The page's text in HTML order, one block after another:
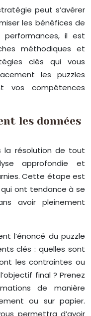
peut s’avérer
les bénéfices de
il est
méthodiques et
clés qui vous
les puzzles
vos compétences
les données
la résolution de tout
approfondie et
Cette étape est
ont tendance à se
avoir pleinement
l’énoncé du puzzle
clés : quelles sont
les contraintes ou
final ? Prenez
de manière
ou sur papier.
permettra d’avoir